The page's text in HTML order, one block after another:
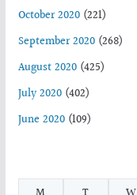
October 2020(221)
September 2020(268)
August 2020(425)
July 2020(402)
June 2020(109)